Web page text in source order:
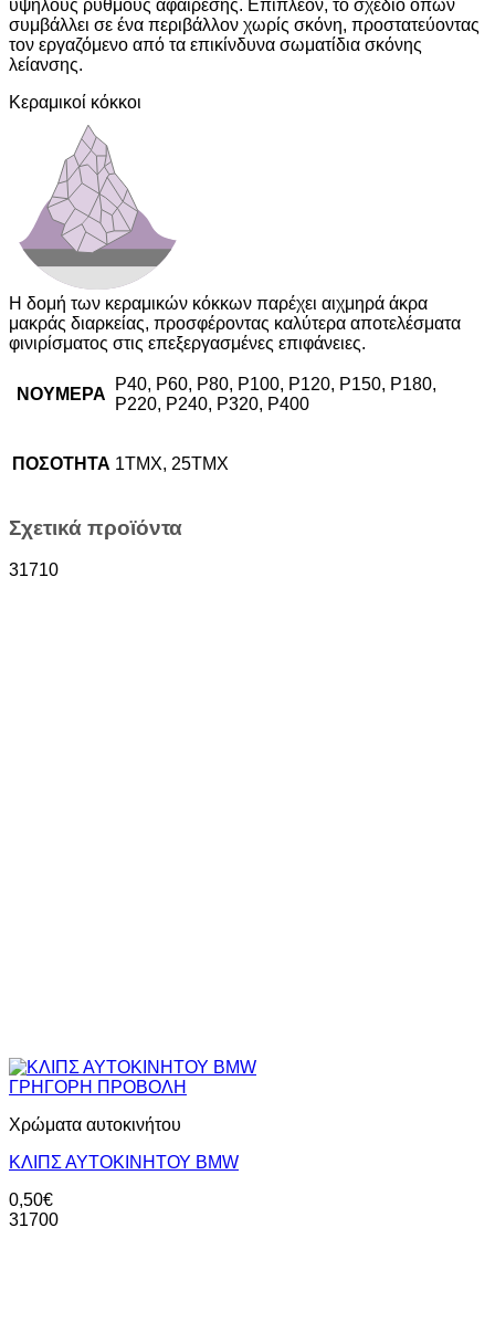
υψηλούς ρυθμούς αφαίρεσης. Επιπλέον, το σχέδιο οπών
συμβάλλει σε ένα περιβάλλον χωρίς σκόνη, προστατεύοντας
τον εργαζόμενο από τα επικίνδυνα σωματίδια σκόνης
λείανσης.
Κεραμικοί κόκκοι
Η δομή των κεραμικών κόκκων παρέχει αιχμηρά άκρα
μακράς διαρκείας, προσφέροντας καλύτερα αποτελέσματα
φινιρίσματος στις επεξεργασμένες επιφάνειες.
ΝΟΥΜΕΡΑ
P40, P60, P80, P100, P120, P150, P180,
P220, P240, P320, P400
ΠΟΣΟΤΗΤΑ 1ΤΜΧ, 25ΤΜΧ
Σχετικά προϊόντα
31710
ΓΡΗΓΟΡΗ ΠΡΟΒΟΛΗ
Χρώματα αυτοκινήτου
ΚΛΙΠΣ ΑΥΤΟΚΙΝΗΤΟΥ ΒΜW
0,50€
31700